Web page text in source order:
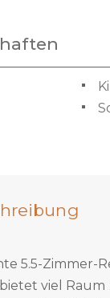
5.5-Zimmer-
viel